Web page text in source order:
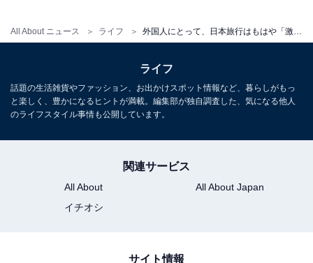
All About ニュース ライフ
「実は今も食べられませ
ん……」日本食大好き＆弁当も
世界から見て、日本は“ヘンタ
イカルチャー”なのか。日本を
ライフ
話題の生活雑貨やファッション、お出かけスポット情報など、暮らしがもっ
と楽しく、豊かになるヒントが満載。編集部が独自調査した、気になる他人
のライフスタイル事情も公開しています。
関連サービス
All About
All About Japan
イチオシ
サイト情報